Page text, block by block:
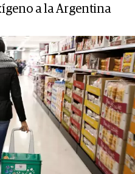
a la Argentina